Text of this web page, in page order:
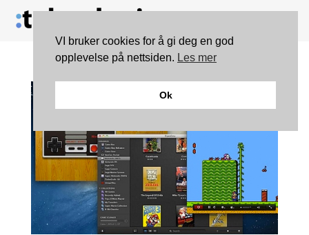
VI bruker cookies for å gi deg en god
opplevelse på nettsiden. Les mer
Ok